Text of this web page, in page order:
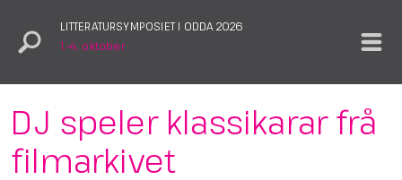
LITTERATURSYMPOSIET I ODDA 2026
1.–4. oktober
DJ speler klassikarar frå
filmarkivet